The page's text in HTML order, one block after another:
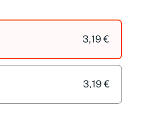
3,19 €
3,19 €